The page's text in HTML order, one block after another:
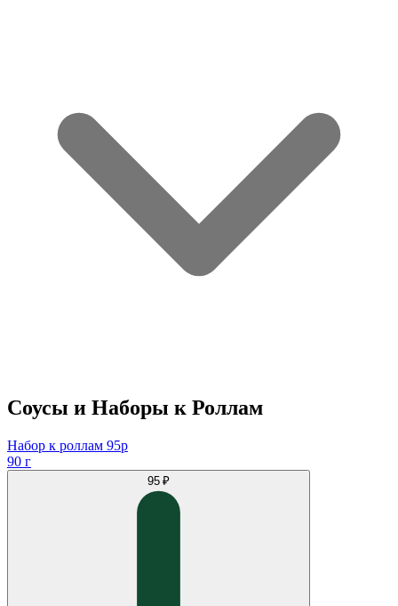
Соусы и Наборы к Роллам
Набор к роллам 95р
90 г
95 ₽